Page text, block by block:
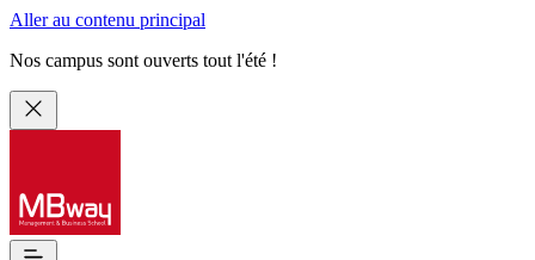
Aller au contenu principal
Nos campus sont ouverts tout l'été !